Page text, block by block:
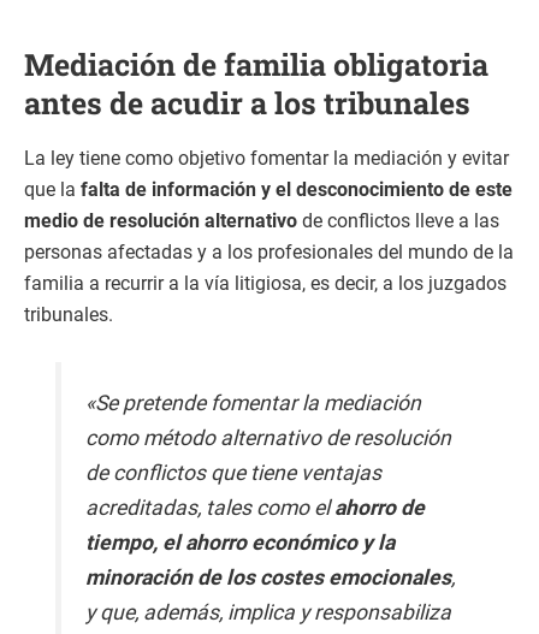
Mediación de familia obligatoria
antes de acudir a los tribunales
La ley tiene como objetivo fomentar la mediación y evitar
que la falta de información y el desconocimiento de este
medio de resolución alternativo de conflictos lleve a las
personas afectadas y a los profesionales del mundo de la
familia a recurrir a la vía litigiosa, es decir, a los juzgados
tribunales.
«Se pretende fomentar la mediación
como método alternativo de resolución
de conflictos que tiene ventajas
acreditadas, tales como elahorro de
tiempo, el ahorro económico y la
minoración de los costes emocionales,
y que, además, implica y responsabiliza